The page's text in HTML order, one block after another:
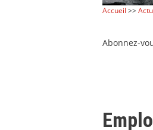
Accueil >>
Abonnez-